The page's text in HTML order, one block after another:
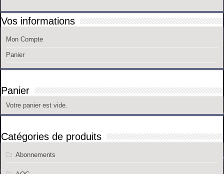
Vos informations
Mon Compte
Panier
Panier
Votre panier est vide.
Catégories de produits
Abonnements